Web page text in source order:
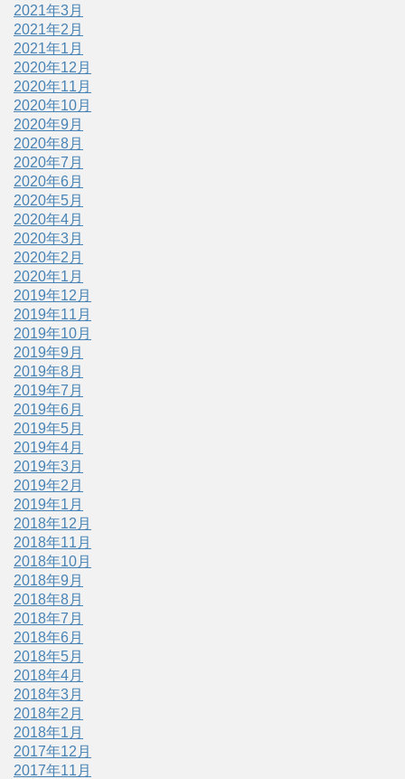
2021年3月
2021年2月
2021年1月
2020年12月
2020年11月
2020年10月
2020年9月
2020年8月
2020年7月
2020年6月
2020年5月
2020年4月
2020年3月
2020年2月
2020年1月
2019年12月
2019年11月
2019年10月
2019年9月
2019年8月
2019年7月
2019年6月
2019年5月
2019年4月
2019年3月
2019年2月
2019年1月
2018年12月
2018年11月
2018年10月
2018年9月
2018年8月
2018年7月
2018年6月
2018年5月
2018年4月
2018年3月
2018年2月
2018年1月
2017年12月
2017年11月